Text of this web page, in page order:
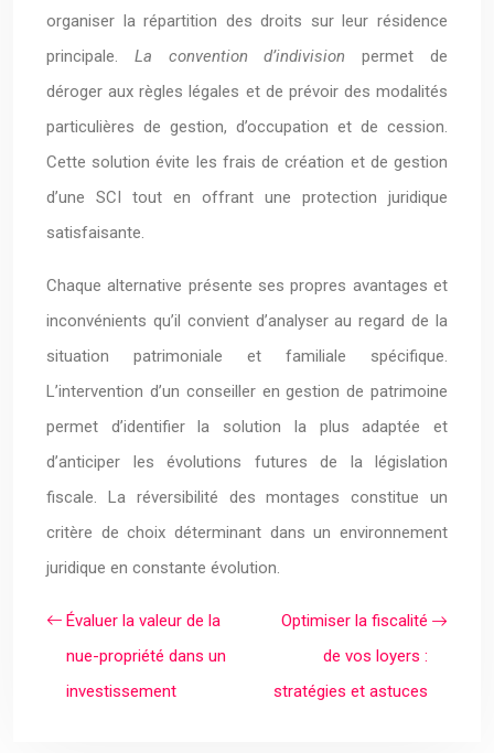
organiser la répartition des droits sur leur résidence
principale. La convention d’indivision permet de
déroger aux règles légales et de prévoir des modalités
particulières de gestion, d’occupation et de cession.
Cette solution évite les frais de création et de gestion
d’une SCI tout en offrant une protection juridique
satisfaisante.
Chaque alternative présente ses propres avantages et
inconvénients qu’il convient d’analyser au regard de la
situation patrimoniale et familiale spécifique.
L’intervention d’un conseiller en gestion de patrimoine
permet d’identifier la solution la plus adaptée et
d’anticiper les évolutions futures de la législation
fiscale. La réversibilité des montages constitue un
critère de choix déterminant dans un environnement
juridique en constante évolution.
Évaluer la valeur de la
nue-propriété dans un
investissement
Optimiser la fiscalité
de vos loyers :
stratégies et astuces